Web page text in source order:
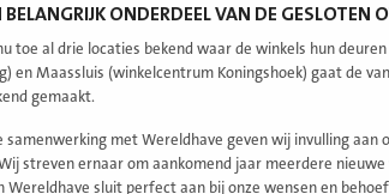
BELANGRIJK ONDERDEEL VAN DE GESLOTEN
toe al drie locaties bekend waar de winkels hun
en Maassluis (winkelcentrum Koningshoek) gaat de
gemaakt.
samenwerking met Wereldhave geven wij invulling
streven ernaar om aankomend jaar meerdere
Wereldhave sluit perfect aan bij onze wensen en